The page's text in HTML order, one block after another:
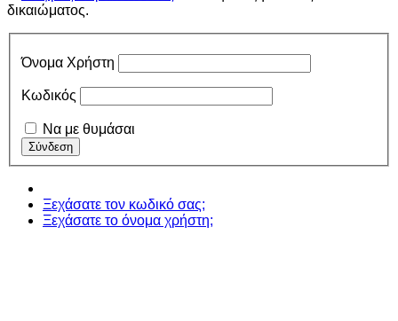
δικαιώματος.
Όνομα Χρήστη
Κωδικός
Να με θυμάσαι
Ξεχάσατε τον κωδικό σας;
Ξεχάσατε το όνομα χρήστη;